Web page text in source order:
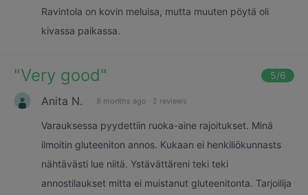
Ravintola on kovin meluisa, mutta muuten pöytä oli
kivassa paikassa.
"Very good" 5/6
Anita N. 8 months ago · 2 reviews
Varauksessa pyydettiin ruoka-aine rajoitukset. Minä
ilmoitin gluteeniton annos. Kukaan ei henkiliökunnasts
nähtävästi lue niitä. Ystävättäreni teki teki
annostilaukset mitta ei muistanut gluteenitonta. Tarjoilija